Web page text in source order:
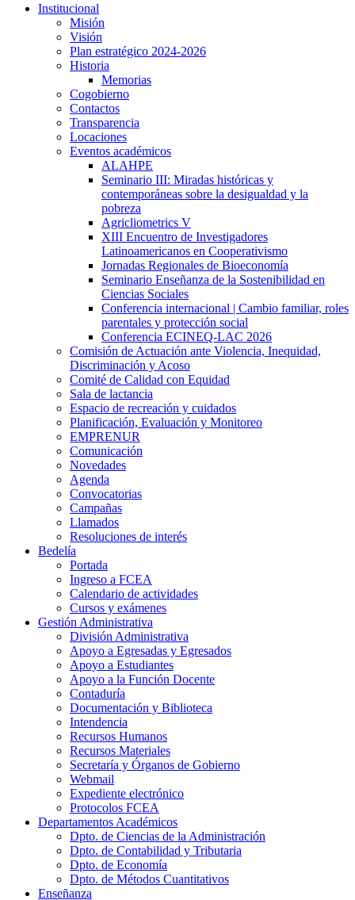
Institucional
Misión
Visión
Plan estratégico 2024-2026
Historia
Memorias
Cogobierno
Contactos
Transparencia
Locaciones
Eventos académicos
ALAHPE
Seminario III: Miradas históricas y
contemporáneas sobre la desigualdad y la
pobreza
Agricliometrics V
XIII Encuentro de Investigadores
Latinoamericanos en Cooperativismo
Jornadas Regionales de Bioeconomía
Seminario Enseñanza de la Sostenibilidad en
Ciencias Sociales
Conferencia internacional | Cambio familiar, roles
parentales y protección social
Conferencia ECINEQ-LAC 2026
Comisión de Actuación ante Violencia, Inequidad,
Discriminación y Acoso
Comité de Calidad con Equidad
Sala de lactancia
Espacio de recreación y cuidados
Planificación, Evaluación y Monitoreo
EMPRENUR
Comunicación
Novedades
Agenda
Convocatorias
Campañas
Llamados
Resoluciones de interés
Bedelía
Portada
Ingreso a FCEA
Calendario de actividades
Cursos y exámenes
Gestión Administrativa
División Administrativa
Apoyo a Egresadas y Egresados
Apoyo a Estudiantes
Apoyo a la Función Docente
Contaduría
Documentación y Biblioteca
Intendencia
Recursos Humanos
Recursos Materiales
Secretaría y Órganos de Gobierno
Webmail
Expediente electrónico
Protocolos FCEA
Departamentos Académicos
Dpto. de Ciencias de la Administración
Dpto. de Contabilidad y Tributaria
Dpto. de Economía
Dpto. de Métodos Cuantitativos
Enseñanza